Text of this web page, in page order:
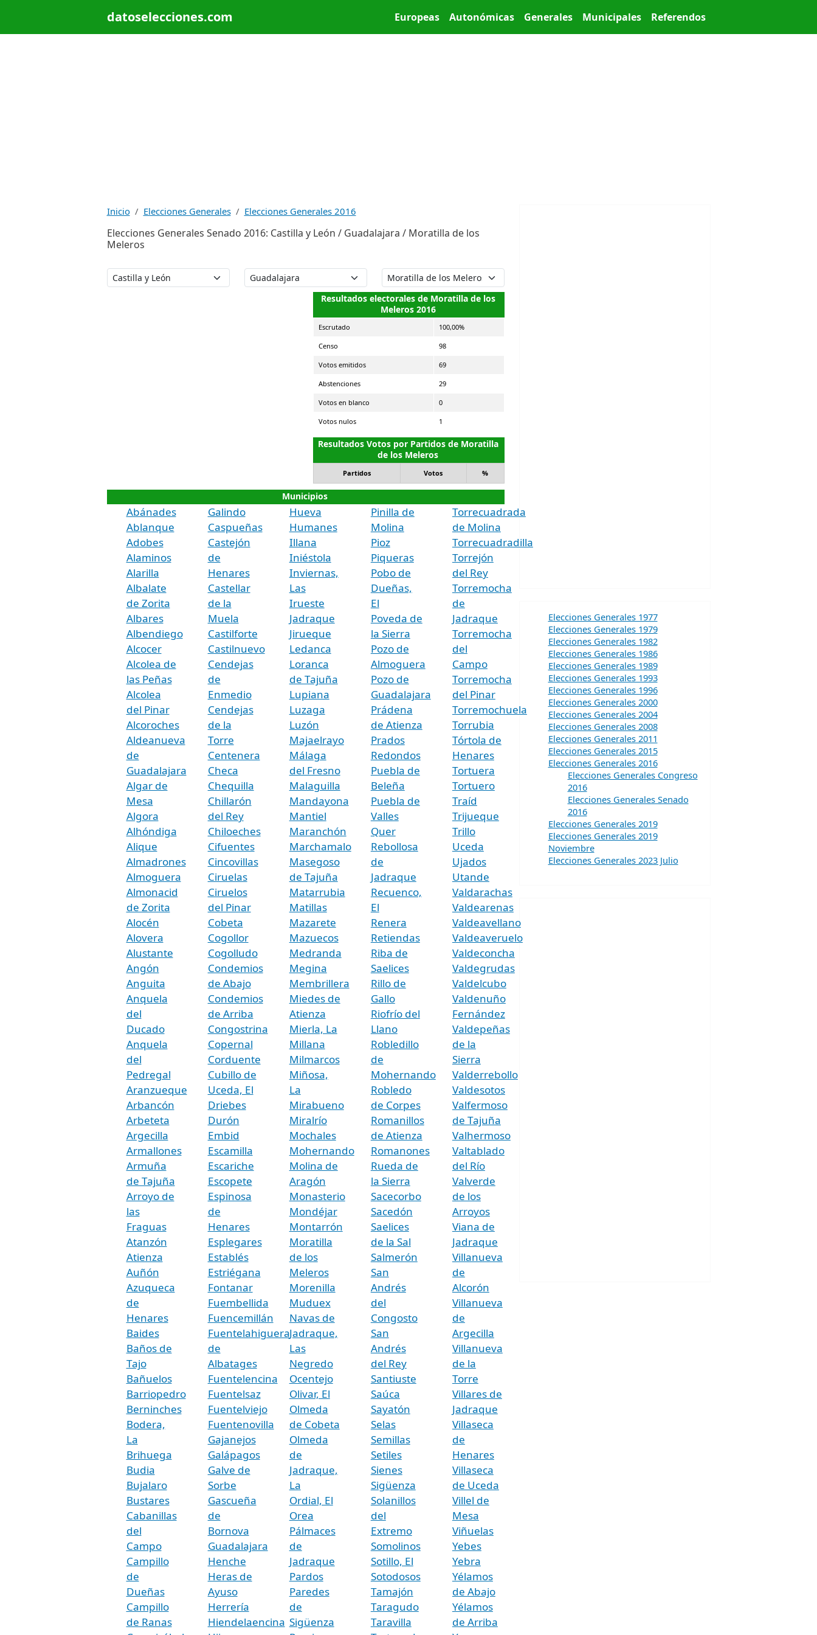
datoselecciones.com Main menu
Europeas Autonómicas Generales Municipales Referendos
Inicio Elecciones Generales Elecciones Generales 2016
Elecciones Generales Senado 2016: Castilla y León / Guadalajara / Moratilla de los
Meleros
Resultados electorales de Moratilla de los
Meleros 2016
Escrutado 100,00%
Censo 98
Votos emitidos 69
Abstenciones 29
Votos en blanco 0
Votos nulos 1
Resultados Votos por Partidos de Moratilla
de los Meleros
Partidos Votos %
Municipios
Abánades
Ablanque
Adobes
Alaminos
Alarilla
Albalate
de Zorita
Albares
Albendiego
Alcocer
Alcolea de
las Peñas
Alcolea
del Pinar
Alcoroches
Aldeanueva
de
Guadalajara
Algar de
Mesa
Algora
Alhóndiga
Alique
Almadrones
Almoguera
Almonacid
de Zorita
Alocén
Alovera
Alustante
Angón
Anguita
Anquela
del
Ducado
Anquela
del
Pedregal
Aranzueque
Arbancón
Arbeteta
Argecilla
Armallones
Armuña
de Tajuña
Arroyo de
las
Fraguas
Atanzón
Atienza
Auñón
Azuqueca
de
Henares
Baides
Baños de
Tajo
Bañuelos
Barriopedro
Berninches
Bodera,
La
Brihuega
Budia
Bujalaro
Bustares
Cabanillas
del
Campo
Campillo
de
Dueñas
Campillo
de Ranas
Galindo
Caspueñas
Castejón
de
Henares
Castellar
de la
Muela
Castilforte
Castilnuevo
Cendejas
de
Enmedio
Cendejas
de la
Torre
Centenera
Checa
Chequilla
Chillarón
del Rey
Chiloeches
Cifuentes
Cincovillas
Ciruelas
Ciruelos
del Pinar
Cobeta
Cogollor
Cogolludo
Condemios
de Abajo
Condemios
de Arriba
Congostrina
Copernal
Corduente
Cubillo de
Uceda, El
Driebes
Durón
Embid
Escamilla
Escariche
Escopete
Espinosa
de
Henares
Esplegares
Establés
Estriégana
Fontanar
Fuembellida
Fuencemillán
Fuentelahiguera
de
Albatages
Fuentelencina
Fuentelsaz
Fuentelviejo
Fuentenovilla
Gajanejos
Galápagos
Galve de
Sorbe
Gascueña
de
Bornova
Guadalajara
Henche
Heras de
Ayuso
Herrería
Hiendelaencina
Hueva
Humanes
Illana
Iniéstola
Inviernas,
Las
Irueste
Jadraque
Jirueque
Ledanca
Loranca
de Tajuña
Lupiana
Luzaga
Luzón
Majaelrayo
Málaga
del Fresno
Malaguilla
Mandayona
Mantiel
Maranchón
Marchamalo
Masegoso
de Tajuña
Matarrubia
Matillas
Mazarete
Mazuecos
Medranda
Megina
Membrillera
Miedes de
Atienza
Mierla, La
Millana
Milmarcos
Miñosa,
La
Mirabueno
Miralrío
Mochales
Mohernando
Molina de
Aragón
Monasterio
Mondéjar
Montarrón
Moratilla
de los
Meleros
Morenilla
Muduex
Navas de
Jadraque,
Las
Negredo
Ocentejo
Olivar, El
Olmeda
de Cobeta
Olmeda
de
Jadraque,
La
Ordial, El
Orea
Pálmaces
de
Jadraque
Pardos
Paredes
de
Sigüenza
Pinilla de
Molina
Pioz
Piqueras
Pobo de
Dueñas,
El
Poveda de
la Sierra
Pozo de
Almoguera
Pozo de
Guadalajara
Prádena
de Atienza
Prados
Redondos
Puebla de
Beleña
Puebla de
Valles
Quer
Rebollosa
de
Jadraque
Recuenco,
El
Renera
Retiendas
Riba de
Saelices
Rillo de
Gallo
Riofrío del
Llano
Robledillo
de
Mohernando
Robledo
de Corpes
Romanillos
de Atienza
Romanones
Rueda de
la Sierra
Sacecorbo
Sacedón
Saelices
de la Sal
Salmerón
San
Andrés
del
Congosto
San
Andrés
del Rey
Santiuste
Saúca
Sayatón
Selas
Semillas
Setiles
Sienes
Sigüenza
Solanillos
del
Extremo
Somolinos
Sotillo, El
Sotodosos
Tamajón
Taragudo
Taravilla
Torrecuadrada
de Molina
Torrecuadradilla
Torrejón
del Rey
Torremocha
de
Jadraque
Torremocha
del
Campo
Torremocha
del Pinar
Torremochuela
Torrubia
Tórtola de
Henares
Tortuera
Tortuero
Traíd
Trijueque
Trillo
Uceda
Ujados
Utande
Valdarachas
Valdearenas
Valdeavellano
Valdeaveruelo
Valdeconcha
Valdegrudas
Valdelcubo
Valdenuño
Fernández
Valdepeñas
de la
Sierra
Valderrebollo
Valdesotos
Valfermoso
de Tajuña
Valhermoso
Valtablado
del Río
Valverde
de los
Arroyos
Viana de
Jadraque
Villanueva
de
Alcorón
Villanueva
de
Argecilla
Villanueva
de la
Torre
Villares de
Jadraque
Villaseca
de
Henares
Villaseca
de Uceda
Villel de
Mesa
Viñuelas
Yebes
Yebra
Yélamos
de Abajo
Yélamos
de Arriba
Elecciones Generales 1977
Elecciones Generales 1979
Elecciones Generales 1982
Elecciones Generales 1986
Elecciones Generales 1989
Elecciones Generales 1993
Elecciones Generales 1996
Elecciones Generales 2000
Elecciones Generales 2004
Elecciones Generales 2008
Elecciones Generales 2011
Elecciones Generales 2015
Elecciones Generales 2016
Elecciones Generales Congreso
2016
Elecciones Generales Senado
2016
Elecciones Generales 2019
Elecciones Generales 2019
Noviembre
Elecciones Generales 2023 Julio